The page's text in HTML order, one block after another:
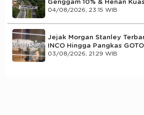
Genggam 10% & Henan
04/08/2026, 23:15 WIB
Jejak Morgan Stanley
INCO Hingga Pangkas GOTO
03/08/2026, 21:29 WIB